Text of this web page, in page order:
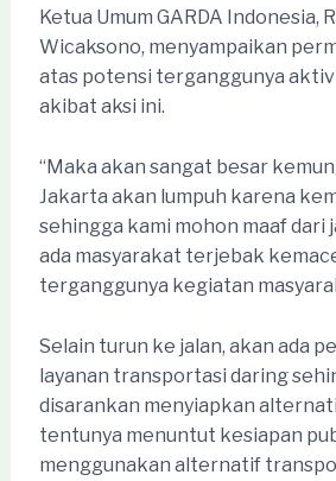
Ketua Umum GARDA Indonesia,
Wicaksono, menyampaikan
atas potensi terganggunya
akibat aksi ini.
“Maka akan sangat besar
Jakarta akan lumpuh karena
sehingga kami mohon maaf dari
ada masyarakat terjebak
terganggunya kegiatan
Selain turun ke jalan, akan ada
layanan transportasi daring
disarankan menyiapkan
tentunya menuntut kesiapan
menggunakan alternatif